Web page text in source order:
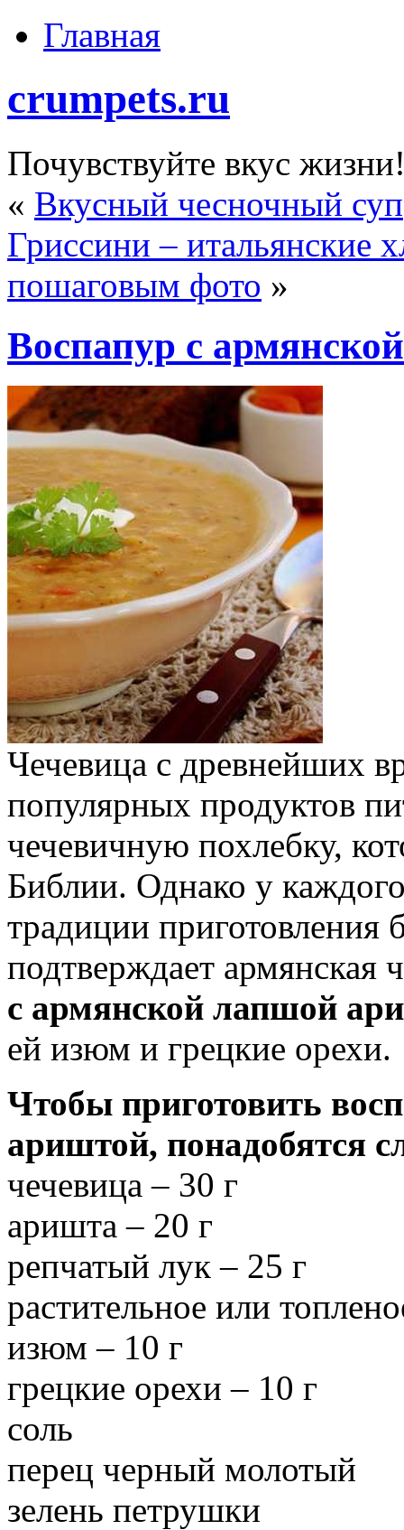
Главная
crumpets.ru
Почувствуйте вкус
« Вкусный чесночный суп
Гриссини – итальянские
пошаговым фото »
Воспапур с
Чечевица с древнейших
популярных продуктов
чечевичную похлебку,
Библии. Однако у
традиции приготовления
подтверждает армянская
с армянской лапшой
ей изюм и грецкие орехи.
Чтобы приготовить
ариштой, понадобятся
чечевица – 30 г
аришта – 20 г
репчатый лук – 25 г
растительное или
изюм – 10 г
грецкие орехи – 10 г
соль
перец черный молотый
зелень петрушки